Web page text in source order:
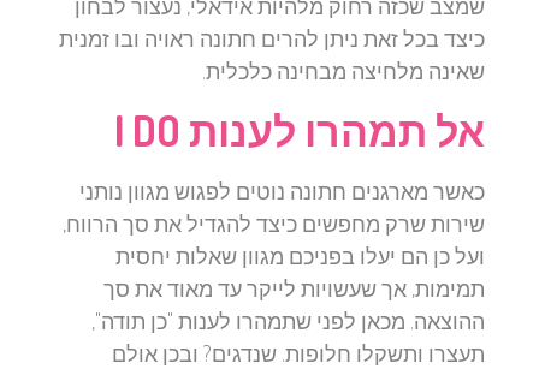
שמצב שכזה רחוק מלהיות אידאלי, נעצור לבחון
כיצד בכל זאת ניתן להרים חתונה ראויה ובו זמנית
שאינה מלחיצה מבחינה כלכלית.
אל תמהרו לענות I DO
כאשר מארגנים חתונה נוטים לפגוש מגוון נותני
שירות שרק מחפשים כיצד להגדיל את סך הרווח,
ועל כן הם יעלו בפניכם מגוון שאלות יחסית
תמימות, אך שעשויות לייקר עד מאוד את סך
ההוצאה. מכאן לפני שתמהרו לענות "כן תודה",
תעצרו ותשקלו חלופות. שנדגים? ובכן אולם